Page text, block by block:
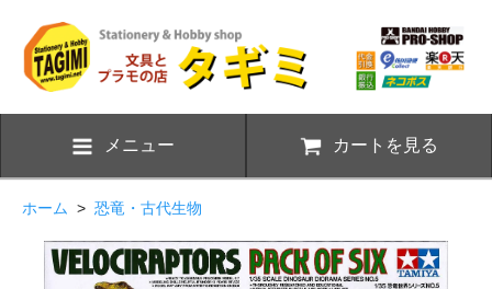
メニュー カートを見る
ホーム > 恐竜・古代生物